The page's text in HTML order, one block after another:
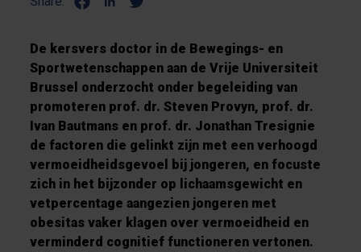
De kersvers doctor in de Bewegings- en
Sportwetenschappen aan de Vrije Universiteit
Brussel onderzocht onder begeleiding van
promoteren prof. dr. Steven Provyn, prof. dr.
Ivan Bautmans en prof. dr. Jonathan Tresignie
de factoren die gelinkt zijn met een verhoogd
vermoeidheidsgevoel bij jongeren, en focuste
zich in het bijzonder op lichaamsgewicht en
vetpercentage aangezien jongeren met
obesitas vaker klagen over vermoeidheid en
verminderd cognitief functioneren vertonen.